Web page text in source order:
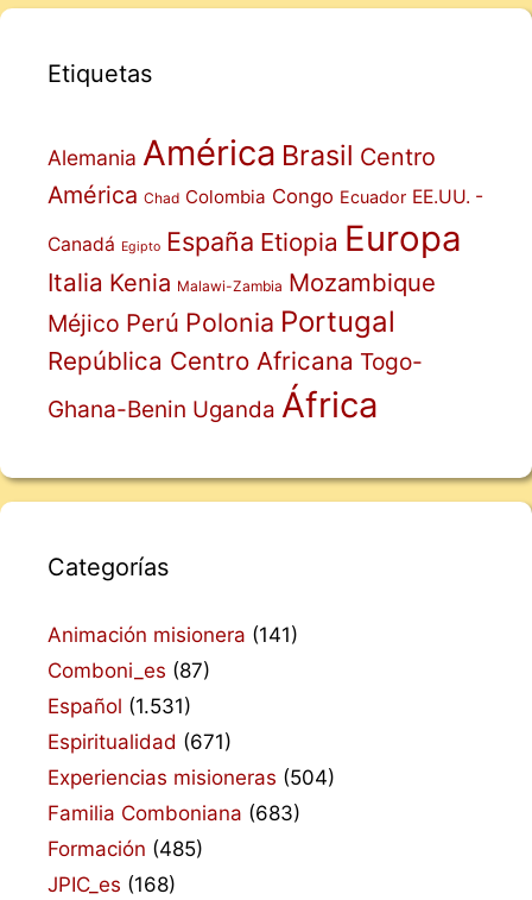
Etiquetas
Alemania América Brasil Centro
América Chad Colombia Congo Ecuador EE.UU. -
Canadá Egipto España Etiopia Europa
Italia Kenia Malawi-Zambia Mozambique
Méjico Perú Polonia Portugal
República Centro Africana Togo-
Ghana-Benin Uganda África
Categorías
Animación misionera (141)
Comboni_es (87)
Español (1.531)
Espiritualidad (671)
Experiencias misioneras (504)
Familia Comboniana (683)
Formación (485)
JPIC_es (168)